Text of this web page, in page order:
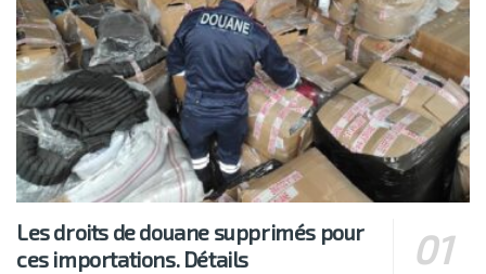
Les droits de douane supprimés pour
ces importations. Détails